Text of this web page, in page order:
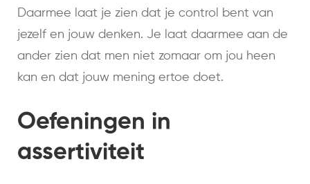
Daarmee laat je zien dat je control bent van
jezelf en jouw denken. Je laat daarmee aan de
ander zien dat men niet zomaar om jou heen
kan en dat jouw mening ertoe doet.
Oefeningen in
assertiviteit